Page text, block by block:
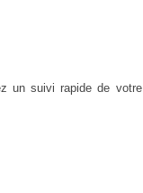
un suivi rapide de votre